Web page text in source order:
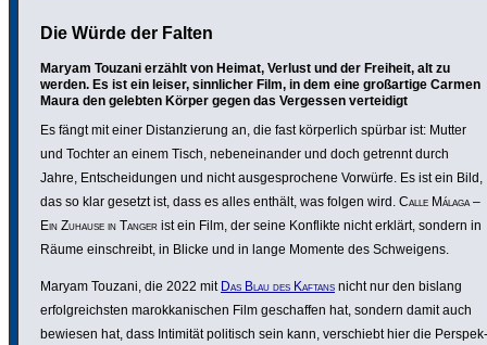
Die Würde der Falten
Maryam Touzani erzählt von Heimat, Verlust und der Freiheit, alt zu
werden. Es ist ein leiser, sinnlicher Film, in dem eine großartige Carmen
Maura den gelebten Körper gegen das Vergessen verteidigt
Es fängt mit einer Distan­zie­rung an, die fast körper­lich spürbar ist: Mutter
und Tochter an einem Tisch, neben­ein­ander und doch getrennt durch
Jahre, Entschei­dungen und nicht ausge­spro­chene Vorwürfe. Es ist ein Bild,
das so klar gesetzt ist, dass es alles enthält, was folgen wird. Calle Málaga –
Ein Zuhause in Tanger ist ein Film, der seine Konflikte nicht erklärt, sondern in
Räume einschreibt, in Blicke und in lange Momente des Schwei­gens.
Maryam Touzani, die 2022 mit Das Blau des Kaftans nicht nur den bislang
erfolg­reichsten marok­ka­ni­schen Film geschaffen hat, sondern damit auch
bewiesen hat, dass Intimität politisch sein kann, verschiebt hier die Perspek­